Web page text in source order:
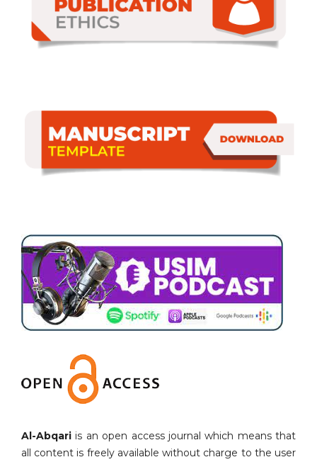
Al-Abqari is an open access journal which means that
all content is freely available without charge to the user